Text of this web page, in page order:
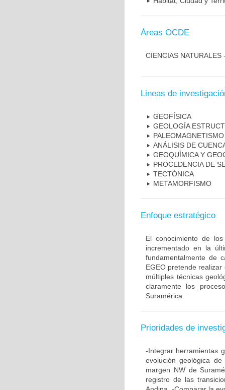
Áreas OCDE
CIENCIAS NATURALES
Lineas de
GEOFÍSICA
GEOLOGÍA
PALEOMAGNETISMO
ANÁLISIS DE
GEOQUÍMICA Y
PROCEDENCIA DE
TECTÓNICA
METAMORFISMO
Enfoque estratégico
El conocimiento de
incrementado en la
fundamentalmente de
EGEO pretende
múltiples técnicas
claramente los
Suramérica.
Prioridades de
-Integrar herramientas
evolución geológica
margen NW de
registro de las